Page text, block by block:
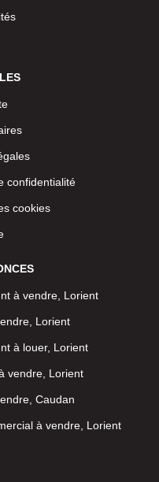
confidentialité
cookies
à vendre, Lorient
Lorient
à louer, Lorient
vendre, Lorient
Caudan
à vendre, Lorient